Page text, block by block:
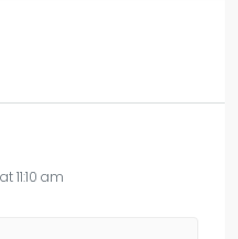
11:10 am